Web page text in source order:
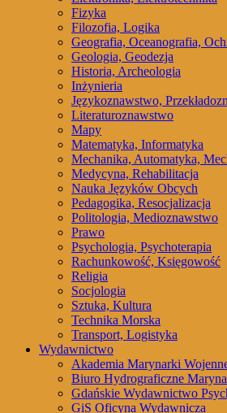
Fizyka
Filozofia, Logika
Geografia, Oceanografia,
Geologia, Geodezja
Historia, Archeologia
Inżynieria
Językoznawstwo,
Literaturoznawstwo
Mapy
Matematyka, Informatyka
Mechanika, Automatyka,
Medycyna, Rehabilitacja
Nauka Języków Obcych
Pedagogika, Resocjalizacja
Politologia, Medioznawstwo
Prawo
Psychologia, Psychoterapia
Rachunkowość, Księgowość
Religia
Socjologia
Sztuka, Kultura
Technika Morska
Transport, Logistyka
Wydawnictwo
Akademia Marynarki
Biuro Hydrograficzne
Gdańskie Wydawnictwo
GiS Oficyna Wydawnicza